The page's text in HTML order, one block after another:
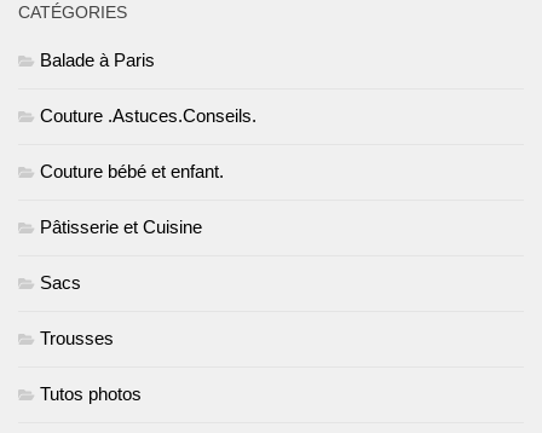
CATÉGORIES
Balade à Paris
Couture .Astuces.Conseils.
Couture bébé et enfant.
Pâtisserie et Cuisine
Sacs
Trousses
Tutos photos